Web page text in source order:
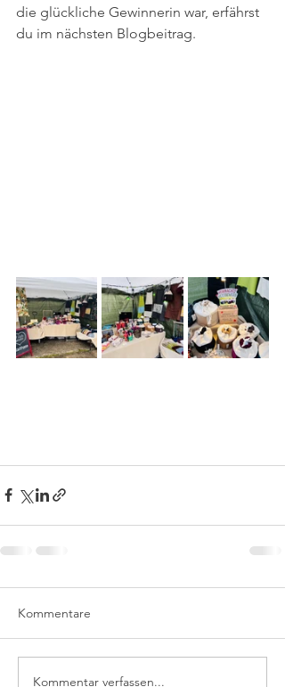
die glückliche Gewinnerin war, erfährst
du im nächsten Blogbeitrag.
Kommentare
Kommentar verfassen...